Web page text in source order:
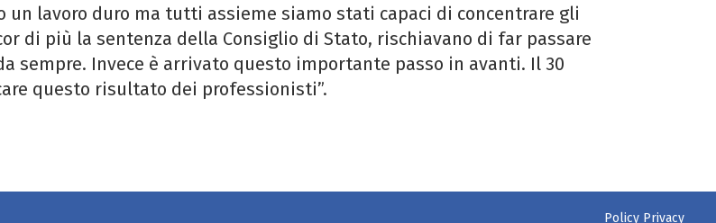
un lavoro duro ma tutti assieme siamo stati capaci di concentrare gli
di più la sentenza della Consiglio di Stato, rischiavano di far passare
sempre. Invece è arrivato questo importante passo in avanti. Il 30
questo risultato dei professionisti”.
Policy Privacy